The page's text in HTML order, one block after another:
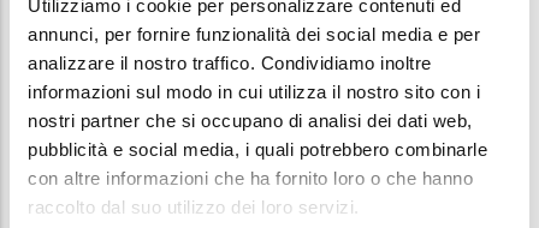
Utilizziamo i cookie per personalizzare contenuti ed
annunci, per fornire funzionalità dei social media e per
analizzare il nostro traffico. Condividiamo inoltre
informazioni sul modo in cui utilizza il nostro sito con i
nostri partner che si occupano di analisi dei dati web,
pubblicità e social media, i quali potrebbero combinarle
con altre informazioni che ha fornito loro o che hanno
raccolto dal suo utilizzo dei loro servizi.
nelle seguenti Vie: Via Belvedere, Via Baves, Via
Trimellone, Via Pralonc.
La chiusura si rende necessaria per permettere un
intervento di ordinaria manutenzione del pubblico
acquedotto.